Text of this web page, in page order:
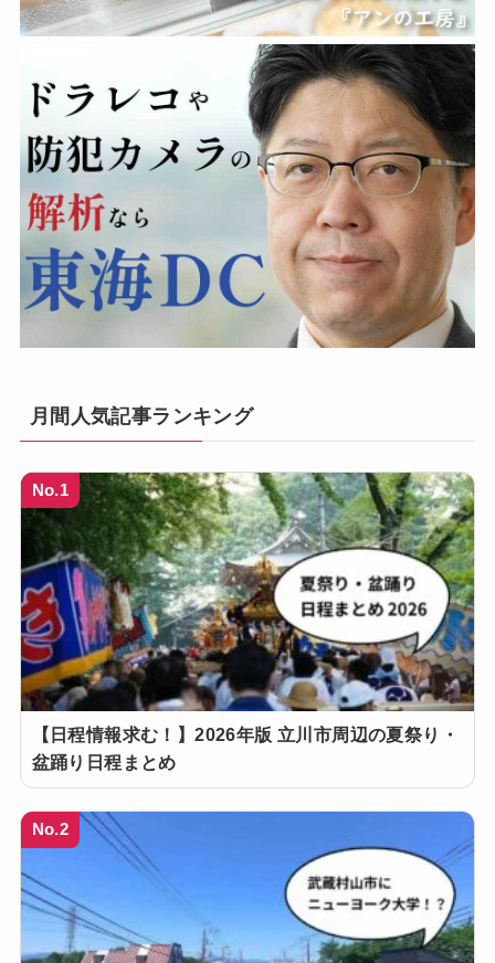
月間人気記事ランキング
No.1
【日程情報求む！】2026年版 立川市周辺の夏祭り・
盆踊り日程まとめ
No.2